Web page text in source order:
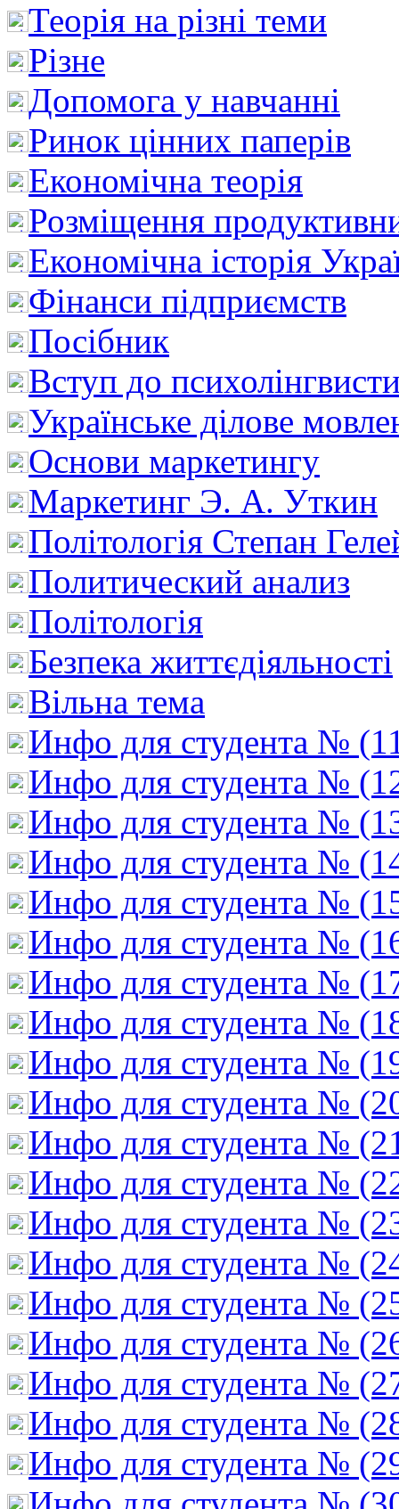
Теорія на різні теми
Різне
Допомога у навчанні
Ринок цінних паперів
Економічна теорія
Розміщення
Економічна історія
Фінанси підприємств
Посібник
Вступ до
Українське ділове
Основи маркетингу
Маркетинг Э. А. Уткин
Політологія Степан
Политический анализ
Політологія
Безпека життєдіяльності
Вільна тема
Инфо для студента №
Инфо для студента №
Инфо для студента №
Инфо для студента №
Инфо для студента №
Инфо для студента №
Инфо для студента №
Инфо для студента №
Инфо для студента №
Инфо для студента №
Инфо для студента №
Инфо для студента №
Инфо для студента №
Инфо для студента №
Инфо для студента №
Инфо для студента №
Инфо для студента №
Инфо для студента №
Инфо для студента №